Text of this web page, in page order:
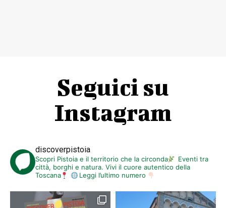
Seguici su
Instagram
discoverpistoia
Scopri Pistoia e il territorio che la circonda
Eventi tra
città, borghi e natura. Vivi il cuore autentico della
Toscana
Leggi l’ultimo numero